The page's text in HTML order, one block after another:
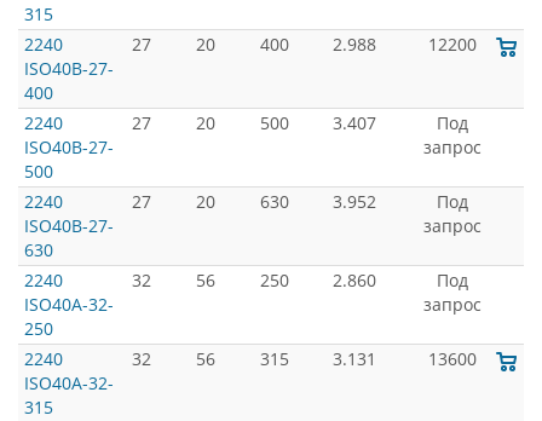
315
2240
ISO40B-27-
400
27 20 400 2.988 12200
2240
ISO40B-27-
500
27 20 500 3.407
Под
запрос
2240
ISO40B-27-
630
27 20 630 3.952
Под
запрос
2240
ISO40A-32-
250
32 56 250 2.860
Под
запрос
2240
ISO40A-32-
315
32 56 315 3.131 13600